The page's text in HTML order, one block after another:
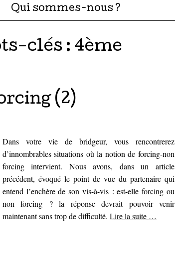
Qui sommes-nous ?
clés : 4ème
(2)
Dans votre vie de bridgeur, vous rencontrerez
d’innombrables situations où la notion de forcing-non
forcing intervient. Nous avons, dans un article
précédent, évoqué le point de vue du partenaire qui
entend l’enchère de son vis-à-vis : est-elle forcing ou
non forcing ? la réponse devrait pouvoir venir
maintenant sans trop de difficulté. Lire la suite …